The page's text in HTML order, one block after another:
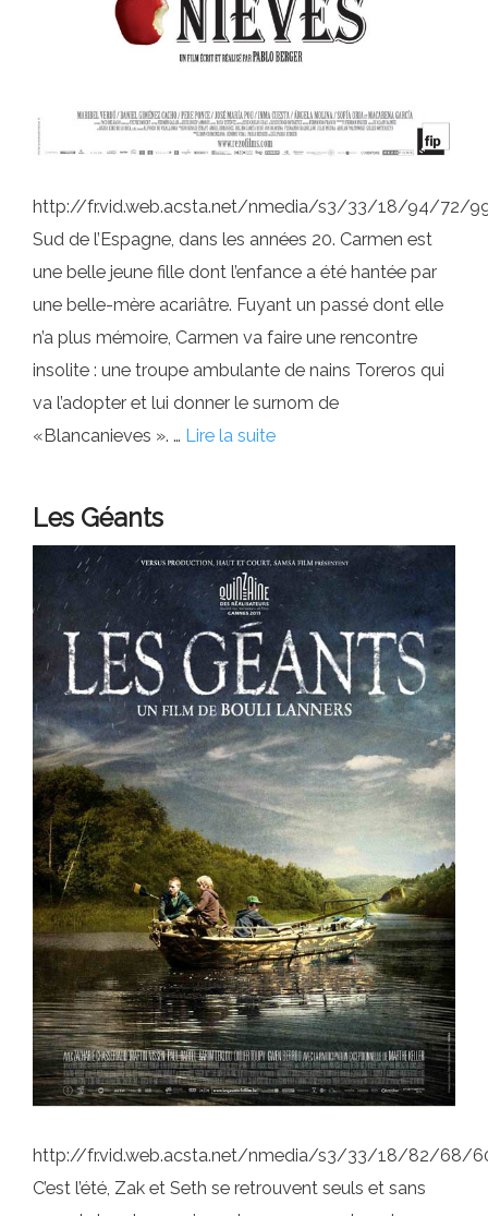
http://fr.vid.web.acsta.net/nmedia/s3/33/18/94/72/
Sud de l’Espagne, dans les années 20. Carmen est
une belle jeune fille dont l’enfance a été hantée par
une belle-mère acariâtre. Fuyant un passé dont elle
n’a plus mémoire, Carmen va faire une rencontre
insolite : une troupe ambulante de nains Toreros qui
va l’adopter et lui donner le surnom de
«Blancanieves ». … Lire la suite
Les Géants
http://fr.vid.web.acsta.net/nmedia/s3/33/18/82/68/
C’est l’été, Zak et Seth se retrouvent seuls et sans